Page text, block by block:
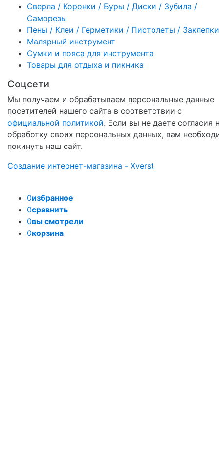
Сверла / Коронки / Буры / Диски / Зубила /
Саморезы
Пены / Клеи / Герметики / Пистолеты / Заклепки
Малярный инструмент
Сумки и пояса для инструмента
Товары для отдыха и пикника
Соцсети
Мы получаем и обрабатываем персональные данные
посетителей нашего сайта в соответствии с
официальной политикой. Если вы не даете согласия
обработку своих персональных данных, вам
покинуть наш сайт.
Создание интернет-магазина - Xverst
0избранное
0сравнить
0вы смотрели
0корзина